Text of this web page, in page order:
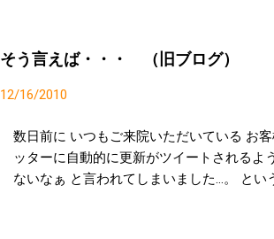
そう言えば・・・ （旧ブログ）
12/16/2010
数日前に いつもご来院いただいている お
ッターに自動的に更新がツイートされる
ないなぁ と言われてしまいました…。 とい